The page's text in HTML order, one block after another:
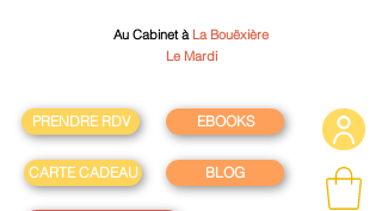
Au Cabinet à La Bouëxière
Le Mardi
PRENDRE RDV
CARTE CADEAU
EBOOKS
BLOG